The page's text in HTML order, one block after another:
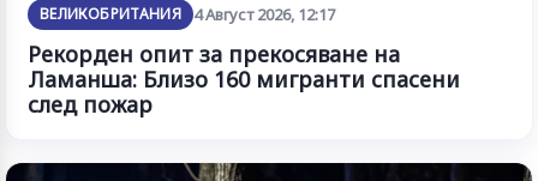
ВЕЛИКОБРИТАНИЯ 4 Август 2026, 12:17
Рекорден опит за прекосяване на
Ламанша: Близо 160 мигранти спасени
след пожар